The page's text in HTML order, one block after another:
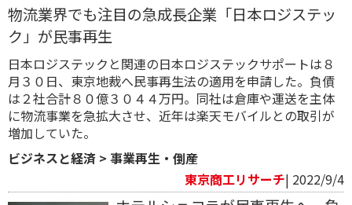
物流業界でも注目の急成長企業「日本ロジステッ
ク」が民事再生
日本ロジステックと関連の日本ロジステックサポートは８
月３０日、東京地裁へ民事再生法の適用を申請した。負債
は２社合計８０億３０４４万円。同社は倉庫や運送を主体
に物流事業を急拡大させ、近年は楽天モバイルとの取引が
増加していた。
ビジネスと経済 > 事業再生・倒産
東京商工リサーチ| 2022/9/4